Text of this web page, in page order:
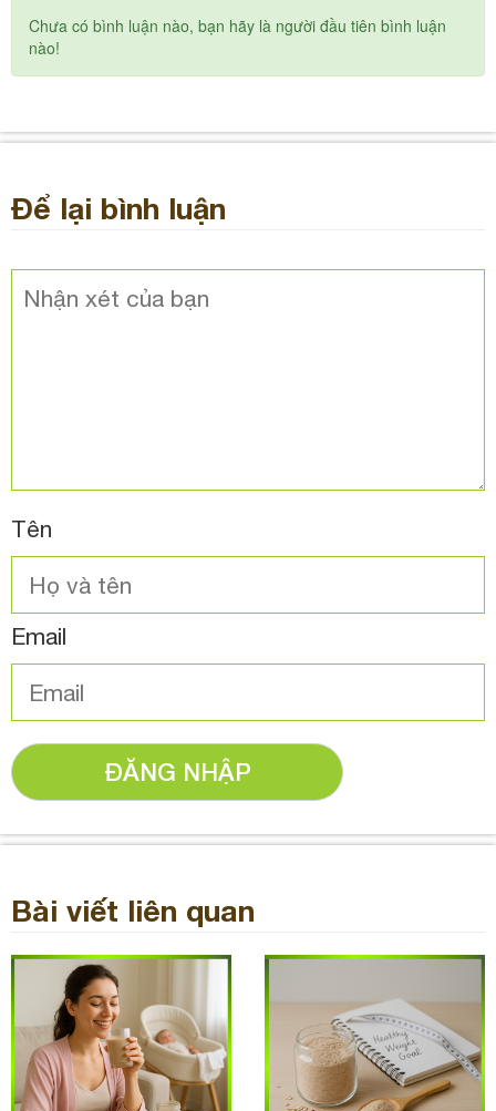
Chưa có bình luận nào, bạn hãy là người đầu tiên bình luận
nào!
Để lại bình luận
Tên
Email
ĐĂNG NHẬP
Bài viết liên quan